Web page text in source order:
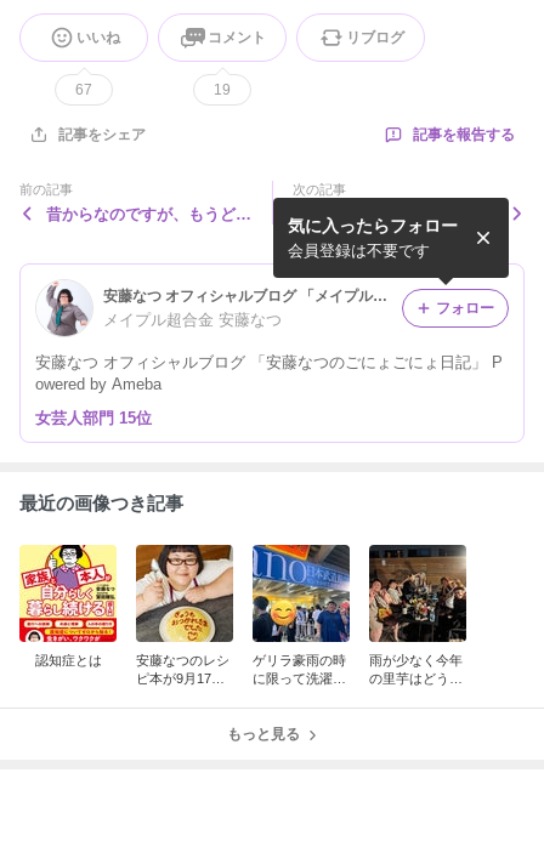
いいね
67
コメント
19
リブログ
記事をシェア 記事を報告する
前の記事
昔からなのですが、もうどう
もやろうとする３３
次の記事
安藤なつ オフィシャルブログ 「メイプル超合金安藤なつのごにょり日記」
メイプル超合金 安藤なつ
安藤なつ オフィシャルブログ 「安藤なつのごにょごにょ日記」 P
owered by Ameba
気に入ったらフォロー
会員登録は不要です
フォロー
女芸人部門 15位
最近の画像つき記事
認知症とは
安藤なつのレシ
ピ本が9月17日
ゲリラ豪雨の時
に限って洗濯し
雨が少なく今年
の里芋はどうな
もっと見る